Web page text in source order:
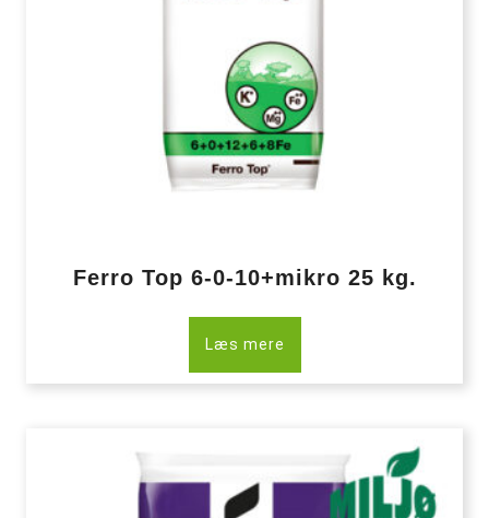
Ferro Top 6-0-10+mikro 25 kg.
Læs mere